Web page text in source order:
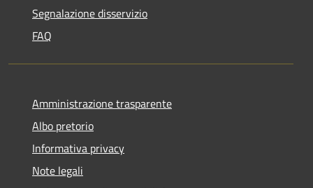
Segnalazione disservizio
FAQ
Amministrazione trasparente
Albo pretorio
Informativa privacy
Note legali